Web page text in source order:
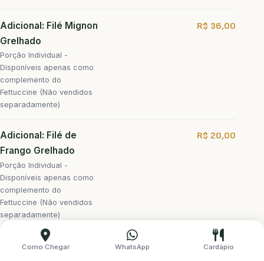
Como Chegar WhatsApp Cardápio
Adicional: Filé Mignon
Grelhado
Porção Individual -
Disponíveis apenas como
complemento do
Fettuccine (Não vendidos
separadamente)
R$ 36,00
Adicional: Filé de
Frango Grelhado
Porção Individual -
Disponíveis apenas como
complemento do
Fettuccine (Não vendidos
separadamente)
R$ 20,00